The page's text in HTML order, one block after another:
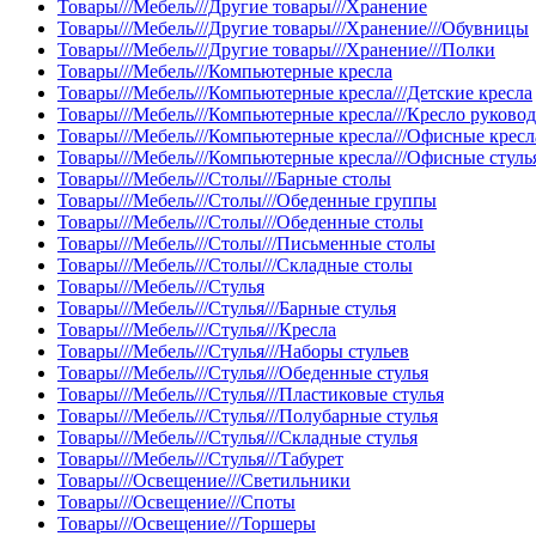
Товары///Мебель///Другие товары///Хранение
Товары///Мебель///Другие товары///Хранение///Обувницы
Товары///Мебель///Другие товары///Хранение///Полки
Товары///Мебель///Компьютерные кресла
Товары///Мебель///Компьютерные кресла///Детские кресла
Товары///Мебель///Компьютерные кресла///Кресло
Товары///Мебель///Компьютерные кресла///Офисные
Товары///Мебель///Компьютерные кресла///Офисные
Товары///Мебель///Столы///Барные столы
Товары///Мебель///Столы///Обеденные группы
Товары///Мебель///Столы///Обеденные столы
Товары///Мебель///Столы///Письменные столы
Товары///Мебель///Столы///Складные столы
Товары///Мебель///Стулья
Товары///Мебель///Стулья///Барные стулья
Товары///Мебель///Стулья///Кресла
Товары///Мебель///Стулья///Наборы стульев
Товары///Мебель///Стулья///Обеденные стулья
Товары///Мебель///Стулья///Пластиковые стулья
Товары///Мебель///Стулья///Полубарные стулья
Товары///Мебель///Стулья///Складные стулья
Товары///Мебель///Стулья///Табурет
Товары///Освещение///Светильники
Товары///Освещение///Споты
Товары///Освещение///Торшеры